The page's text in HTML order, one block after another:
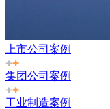
上市公司案例
集团公司案例
工业制造案例